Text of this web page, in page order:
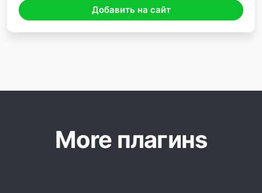
Добавить на сайт
More плагинs